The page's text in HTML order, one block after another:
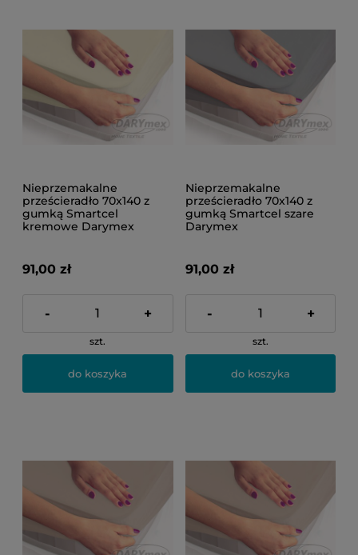
Nieprzemakalne
prześcieradło 70x140 z
gumką Smartcel
kremowe Darymex
91,00 zł
- +
szt.
do koszyka
Nieprzemakalne
prześcieradło 70x140 z
gumką Smartcel szare
Darymex
91,00 zł
- +
szt.
do koszyka